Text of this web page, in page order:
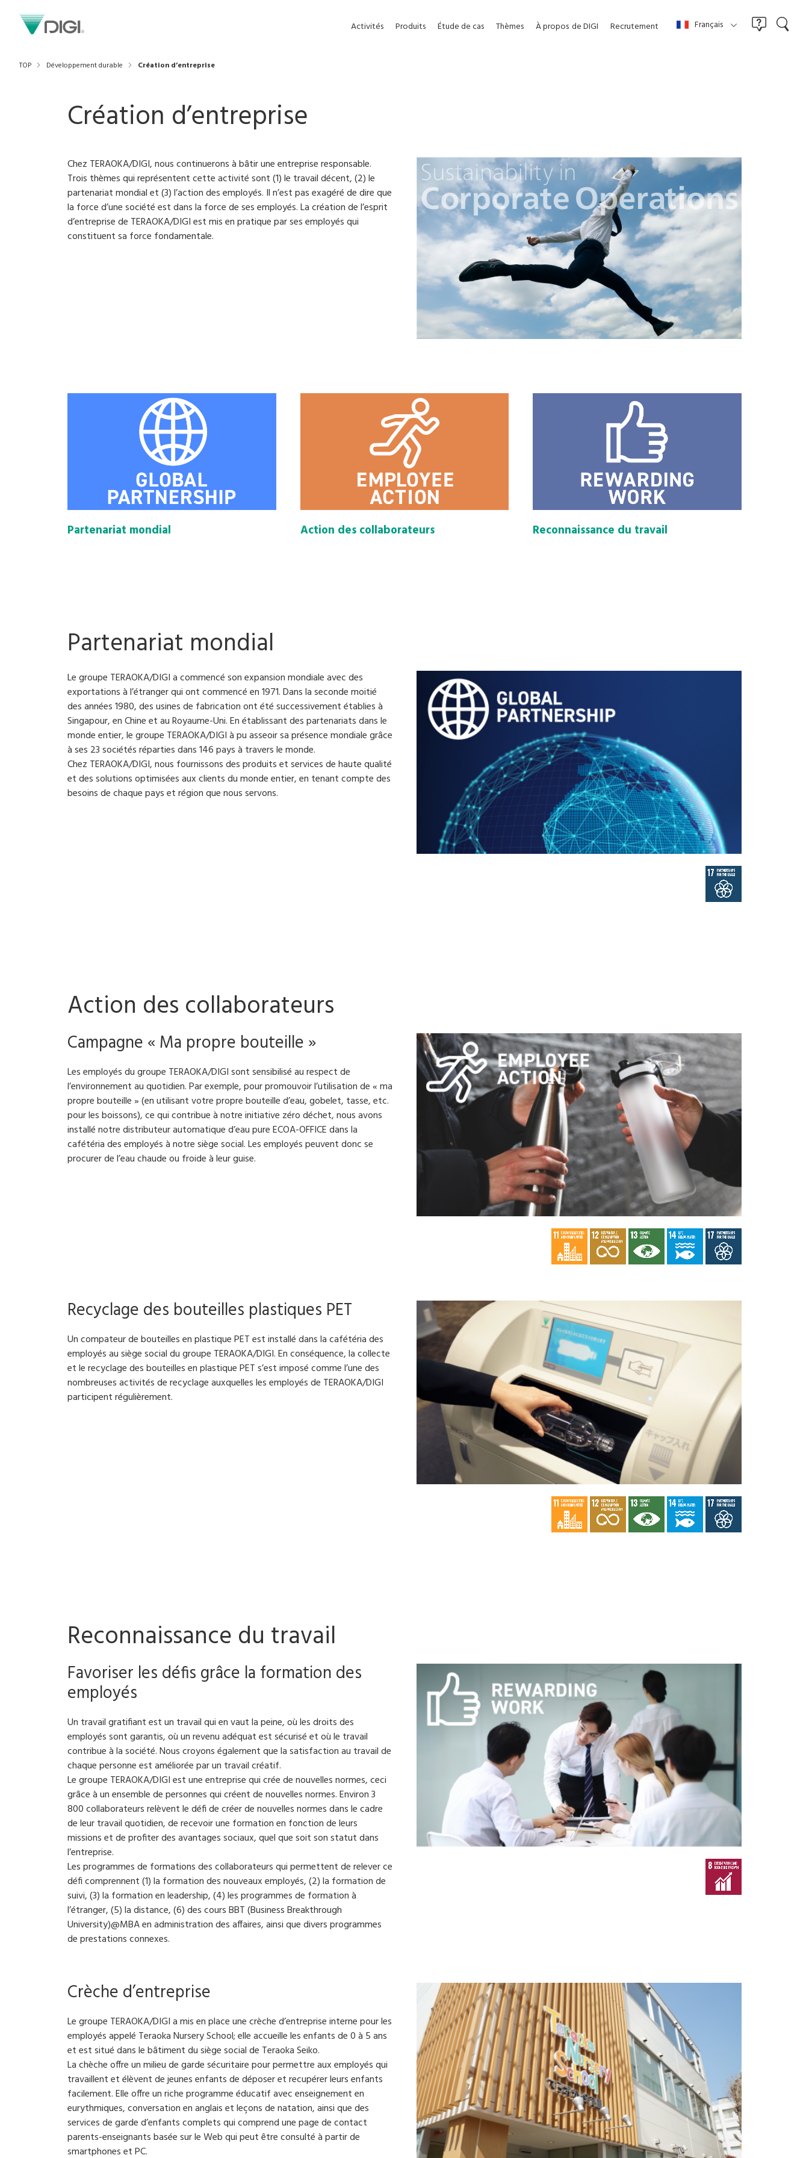
Activités Produits Étude de cas Thèmes À propos de DIGI Recrutement Français
TOP Développement durable Création d’entreprise
Création d’entreprise
Chez TERAOKA/DIGI, nous continuerons à bâtir une entreprise responsable.
Trois thèmes qui représentent cette activité sont (1) le travail décent, (2) le
partenariat mondial et (3) l’action des employés. Il n’est pas exagéré de dire que
la force d’une société est dans la force de ses employés. La création de l’esprit
d’entreprise de TERAOKA/DIGI est mis en pratique par ses employés qui
constituent sa force fondamentale.
Partenariat mondial Action des collaborateurs Reconnaissance du travail
Partenariat mondial
Le groupe TERAOKA/DIGI a commencé son expansion mondiale avec des
exportations à l’étranger qui ont commencé en 1971. Dans la seconde moitié
des années 1980, des usines de fabrication ont été successivement établies à
Singapour, en Chine et au Royaume-Uni. En établissant des partenariats dans le
monde entier, le groupe TERAOKA/DIGI à pu asseoir sa présence mondiale grâce
à ses 23 sociétés réparties dans 146 pays à travers le monde.
Chez TERAOKA/DIGI, nous fournissons des produits et services de haute qualité
et des solutions optimisées aux clients du monde entier, en tenant compte des
besoins de chaque pays et région que nous servons.
Action des collaborateurs
Campagne « Ma propre bouteille »
Les employés du groupe TERAOKA/DIGI sont sensibilisé au respect de
l’environnement au quotidien. Par exemple, pour promouvoir l’utilisation de « ma
propre bouteille » (en utilisant votre propre bouteille d’eau, gobelet, tasse, etc.
pour les boissons), ce qui contribue à notre initiative zéro déchet, nous avons
installé notre distributeur automatique d’eau pure ECOA-OFFICE dans la
cafétéria des employés à notre siège social. Les employés peuvent donc se
procurer de l’eau chaude ou froide à leur guise.
Recyclage des bouteilles plastiques PET
Un compateur de bouteilles en plastique PET est installé dans la cafétéria des
employés au siège social du groupe TERAOKA/DIGI. En conséquence, la collecte
et le recyclage des bouteilles en plastique PET s’est imposé comme l’une des
nombreuses activités de recyclage auxquelles les employés de TERAOKA/DIGI
participent régulièrement.
Reconnaissance du travail
Favoriser les défis grâce la formation des
employés
Un travail gratifiant est un travail qui en vaut la peine, où les droits des
employés sont garantis, où un revenu adéquat est sécurisé et où le travail
contribue à la société. Nous croyons également que la satisfaction au travail de
chaque personne est améliorée par un travail créatif.
Le groupe TERAOKA/DIGI est une entreprise qui crée de nouvelles normes, ceci
grâce à un ensemble de personnes qui créent de nouvelles normes. Environ 3
800 collaborateurs relèvent le défi de créer de nouvelles normes dans le cadre
de leur travail quotidien, de recevoir une formation en fonction de leurs
missions et de profiter des avantages sociaux, quel que soit son statut dans
l’entreprise.
Les programmes de formations des collaborateurs qui permettent de relever ce
défi comprennent (1) la formation des nouveaux employés, (2) la formation de
suivi, (3) la formation en leadership, (4) les programmes de formation à
l’étranger, (5) la distance, (6) des cours BBT (Business Breakthrough
University)@MBA en administration des affaires, ainsi que divers programmes
de prestations connexes.
Crèche d’entreprise
Le groupe TERAOKA/DIGI a mis en place une crèche d’entreprise interne pour les
employés appelé Teraoka Nursery School; elle accueille les enfants de 0 à 5 ans
et est situé dans le bâtiment du siège social de Teraoka Seiko.
La chèche offre un milieu de garde sécuritaire pour permettre aux employés qui
travaillent et élèvent de jeunes enfants de déposer et recupérer leurs enfants
facilement. Elle offre un riche programme éducatif avec enseignement en
eurythmiques, conversation en anglais et leçons de natation, ainsi que des
services de garde d’enfants complets qui comprend une page de contact
parents-enseignants basée sur le Web qui peut être consulté à partir de
smartphones et PC.